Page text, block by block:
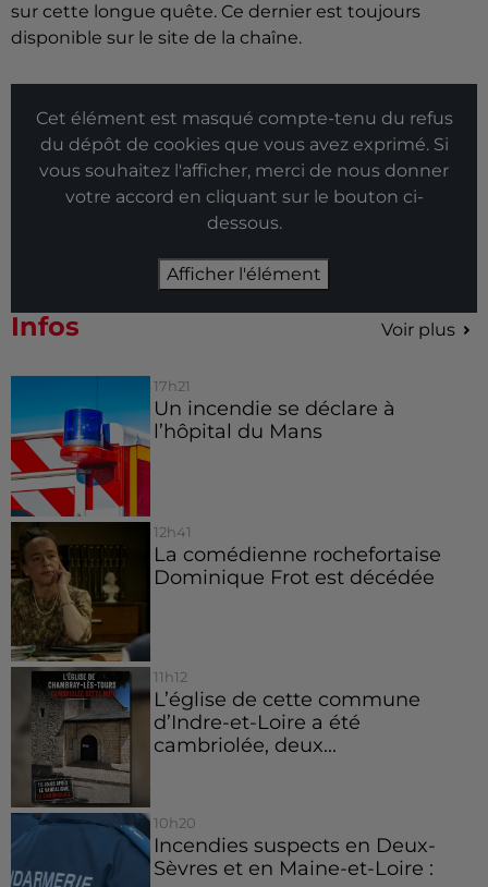
sur cette longue quête. Ce dernier est toujours
disponible sur le site de la chaîne.
Cet élément est masqué compte-tenu du refus
du dépôt de cookies que vous avez exprimé. Si
vous souhaitez l'afficher, merci de nous donner
votre accord en cliquant sur le bouton ci-
dessous.
Afficher l'élément
Infos Voir plus
17h21
Un incendie se déclare à
l’hôpital du Mans
12h41
La comédienne rochefortaise
Dominique Frot est décédée
11h12
L’église de cette commune
d’Indre-et-Loire a été
cambriolée, deux...
10h20
Incendies suspects en Deux-
Sèvres et en Maine-et-Loire :